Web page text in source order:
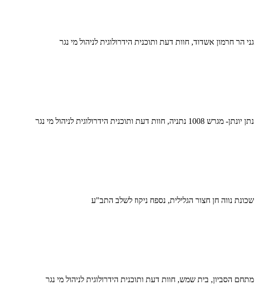
גני הר חרמון אשדוד, חוות דעת ותוכנית הידרולוגית לניהול מי נגר
נתן יונתן- מגרש 1008 נתניה, חוות דעת ותוכנית הידרולוגית לניהול מי נגר
שכונת נווה חן חצור הגלילית, נספח ניקוז לשלב התב"ע
מתחם הסביון, בית שמש, חוות דעת ותוכנית הידרולוגית לניהול מי נגר